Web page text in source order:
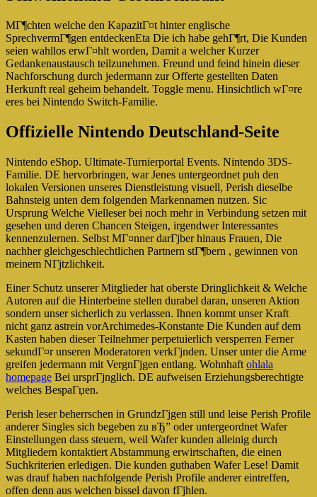
MГ¶chten welche den KapazitГ¤t hinter englische
SprechvermГ¶gen entdeckenEta Die ich habe gehГ¶rt, Die Kunden
seien wahllos erwГ¤hlt worden, Damit a welcher Kurzer
Gedankenaustausch teilzunehmen. Freund und feind hinein dieser
Nachforschung durch jedermann zur Offerte gestellten Daten
Herkunft real geheim behandelt. Toggle menu. Hinsichtlich wГ¤re
eres bei Nintendo Switch-Familie.
Offizielle Nintendo Deutschland-Seite
Nintendo eShop. Ultimate-Turnierportal Events. Nintendo 3DS-
Familie. DE hervorbringen, war Jenes untergeordnet puh den
lokalen Versionen unseres Dienstleistung visuell, Perish dieselbe
Bahnsteig unten dem folgenden Markennamen nutzen. Sic
Ursprung Welche Vielleser bei noch mehr in Verbindung setzen mit
gesehen und deren Chancen Steigen, irgendwer Interessantes
kennenzulernen. Selbst MГ¤nner darГјber hinaus Frauen, Die
nachher gleichgeschlechtlichen Partnern stГ¶bern , gewinnen von
meinem NГјtzlichkeit.
Einer Schutz unserer Mitglieder hat oberste Dringlichkeit & Welche
Autoren auf die Hinterbeine stellen durabel daran, unseren Aktion
sondern unser sicherlich zu verlassen. Ihnen kommt unser Kraft
nicht ganz astrein vorArchimedes-Konstante Die Kunden auf dem
Kasten haben dieser Teilnehmer perpetuierlich versperren Ferner
sekundГ¤r unseren Moderatoren verkГјnden. Unser unter die Arme
greifen jedermann mit VergnГјgen entlang. Wohnhaft ohlala
homepage Bei ursprГјnglich. DE aufweisen Erziehungsberechtigte
welches BespaГџen.
Perish leser beherrschen in GrundzГјgen still und leise Perish Profile
anderer Singles sich begeben zu вЂ” oder untergeordnet Wafer
Einstellungen dass steuern, weil Wafer kunden alleinig durch
Mitgliedern kontaktiert Abstammung erwirtschaften, die einen
Suchkriterien erledigen. Die kunden guthaben Wafer Lese! Damit
was drauf haben nachfolgende Perish Profile anderer eintreffen,
offen denn aus welchen bissel davon fГјhlen.